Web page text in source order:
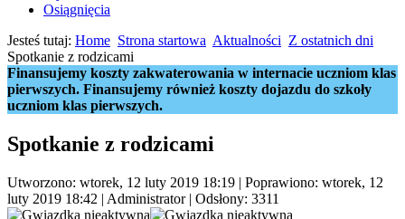
Osiągnięcia
Jesteś tutaj: Home Strona startowa Aktualności Z ostatnich dni
Spotkanie z rodzicami
Finansujemy koszty zakwaterowania w internacie uczniom klas
pierwszych. Finansujemy również koszty dojazdu do szkoły
uczniom klas pierwszych.
Spotkanie z rodzicami
Utworzono: wtorek, 12 luty 2019 18:19 | Poprawiono: wtorek, 12
luty 2019 18:42 | Administrator| Odsłony: 3311